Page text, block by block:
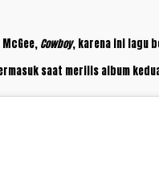
Cowboy, karena ini lagu
saat merilis album